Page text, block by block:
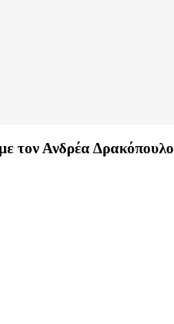
τον Ανδρέα Δρακόπουλο